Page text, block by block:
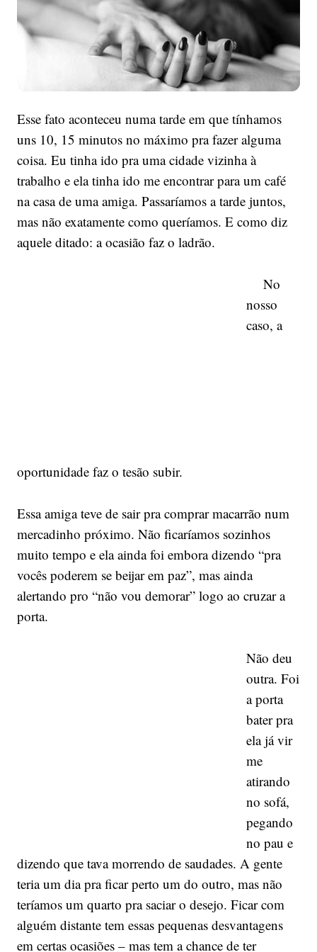
Esse fato aconteceu numa tarde em que tínhamos
uns 10, 15 minutos no máximo pra fazer alguma
coisa. Eu tinha ido pra uma cidade vizinha à
trabalho e ela tinha ido me encontrar para um café
na casa de uma amiga. Passaríamos a tarde juntos,
mas não exatamente como queríamos. E como diz
aquele ditado: a ocasião faz o ladrão.
No
nosso
caso, a
oportunidade faz o tesão subir.
Essa amiga teve de sair pra comprar macarrão num
mercadinho próximo. Não ficaríamos sozinhos
muito tempo e ela ainda foi embora dizendo “pra
vocês poderem se beijar em paz”, mas ainda
alertando pro “não vou demorar” logo ao cruzar a
porta.
Não deu
outra. Foi
a porta
bater pra
ela já vir
me
atirando
no sofá,
pegando
no pau e
dizendo que tava morrendo de saudades. A gente
teria um dia pra ficar perto um do outro, mas não
teríamos um quarto pra saciar o desejo. Ficar com
alguém distante tem essas pequenas desvantagens
em certas ocasiões – mas tem a chance de ter